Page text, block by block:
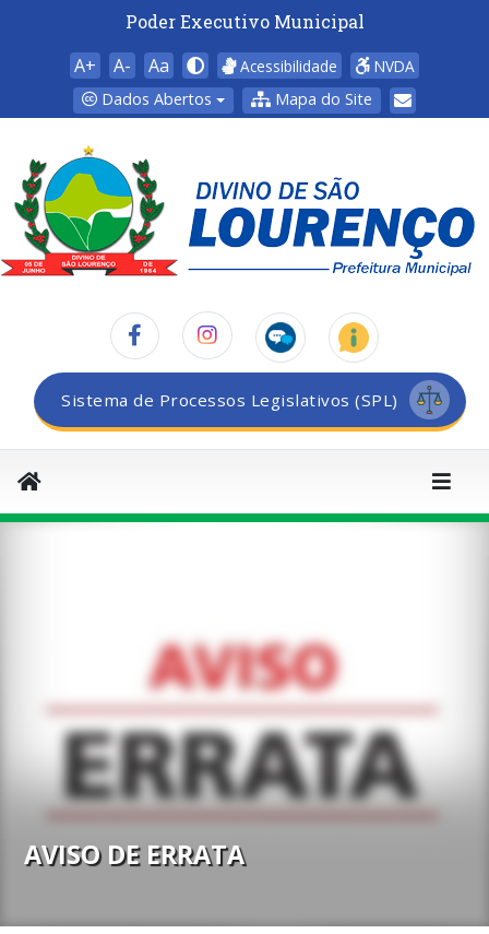
Poder Executivo Municipal
A+ A- Aa Acessibilidade
NVDA
Dados Abertos
Mapa do Site
Sistema de Processos Legislativos (SPL)
AVISO DE ERRATA